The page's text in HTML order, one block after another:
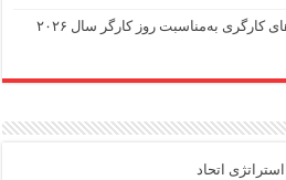
کارگری به‌مناسبت روز کارگر سال ۲۰۲۶
اتحاد